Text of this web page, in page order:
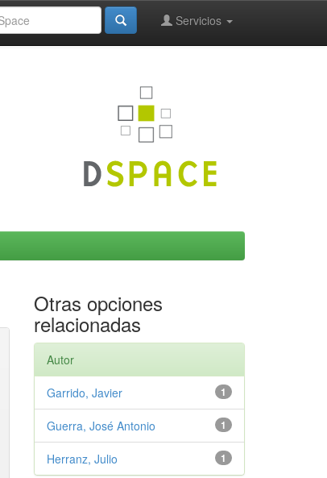
Servicios
Otras opciones
relacionadas
Autor
1
Garrido, Javier
1
Guerra, José Antonio
1
Herranz, Julio